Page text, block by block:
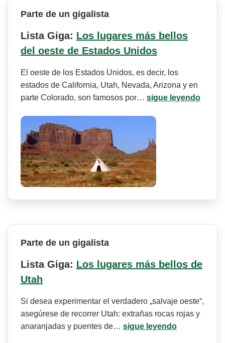
Parte de un gigalista
Lista Giga: Los lugares más bellos
del oeste de Estados Unidos
El oeste de los Estados Unidos, es decir, los
estados de California, Utah, Nevada, Arizona y en
parte Colorado, son famosos por… sigue leyendo
Parte de un gigalista
Lista Giga: Los lugares más bellos de
Utah
Si desea experimentar el verdadero „salvaje oeste“,
asegúrese de recorrer Utah: extrañas rocas rojas y
anaranjadas y puentes de… sigue leyendo